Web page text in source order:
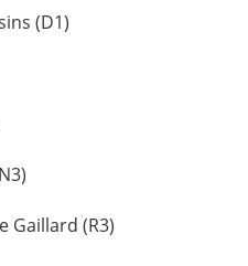
(D1)
Gaillard (R3)